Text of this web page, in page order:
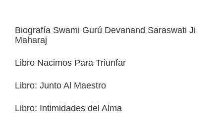
Biografía Swami Gurú Devanand Saraswati Ji
Maharaj
Libro Nacimos Para Triunfar
Libro: Junto Al Maestro
Libro: Intimidades del Alma